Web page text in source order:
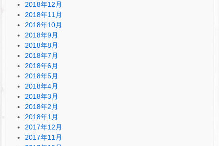
2018年12月
2018年11月
2018年10月
2018年9月
2018年8月
2018年7月
2018年6月
2018年5月
2018年4月
2018年3月
2018年2月
2018年1月
2017年12月
2017年11月